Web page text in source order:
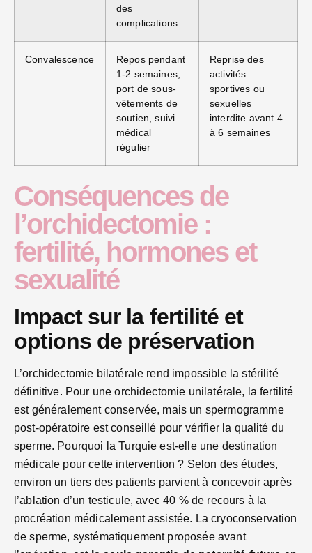
des
complications
Convalescence
Repos pendant
1-2 semaines,
port de sous-
vêtements de
soutien, suivi
médical
régulier
Reprise des
activités
sportives ou
sexuelles
interdite avant 4
à 6 semaines
Conséquences de
l’orchidectomie :
fertilité, hormones et
sexualité
Impact sur la fertilité et
options de préservation
L’orchidectomie bilatérale rend impossible la stérilité
définitive. Pour une orchidectomie unilatérale, la fertilité
est généralement conservée, mais un spermogramme
post-opératoire est conseillé pour vérifier la qualité du
sperme. Pourquoi la Turquie est-elle une destination
médicale pour cette intervention ? Selon des études,
environ un tiers des patients parvient à concevoir après
l’ablation d’un testicule, avec 40 % de recours à la
procréation médicalement assistée. La cryoconservation
de sperme, systématiquement proposée avant